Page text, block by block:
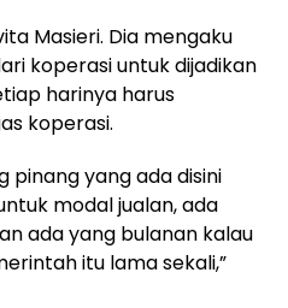
Masieri. Dia mengaku
koperasi untuk dijadikan
harinya harus
koperasi.
pinang yang ada disini
modal jualan, ada
ada yang bulanan kalau
itu lama sekali,”